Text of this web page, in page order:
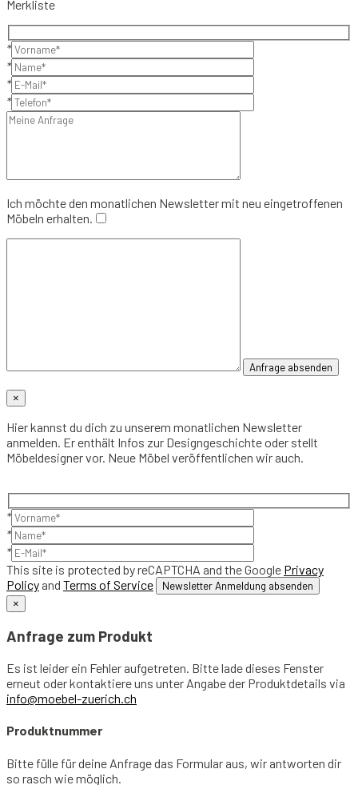
Merkliste
*
*
*
*
Ich möchte den monatlichen Newsletter mit neu eingetroffenen
Möbeln erhalten.
×
Hier kannst du dich zu unserem monatlichen Newsletter
anmelden. Er enthält Infos zur Designgeschichte oder stellt
Möbeldesigner vor. Neue Möbel veröffentlichen wir auch.
*
*
*
This site is protected by reCAPTCHA and the Google Privacy
Policy and Terms of Service
×
Anfrage zum Produkt
Es ist leider ein Fehler aufgetreten. Bitte lade dieses Fenster
erneut oder kontaktiere uns unter Angabe der Produktdetails via
info@moebel-zuerich.ch
Produktnummer
Bitte fülle für deine Anfrage das Formular aus, wir antworten dir
so rasch wie möglich.